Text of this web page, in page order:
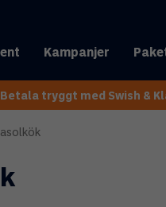
Kampanjer
Betala tryggt med Swish &